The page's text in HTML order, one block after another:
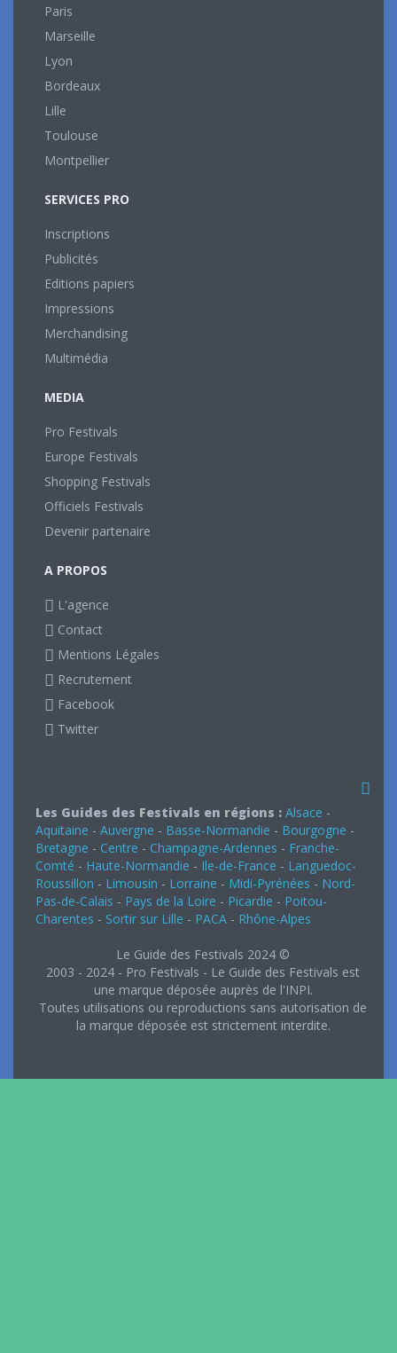
Paris
Marseille
Lyon
Bordeaux
Lille
Toulouse
Montpellier
SERVICES PRO
Inscriptions
Publicités
Editions papiers
Impressions
Merchandising
Multimédia
MEDIA
Pro Festivals
Europe Festivals
Shopping Festivals
Officiels Festivals
Devenir partenaire
A PROPOS
L'agence
Contact
Mentions Légales
Recrutement
Facebook
Twitter
Les Guides des Festivals en régions : Alsace -
Aquitaine - Auvergne - Basse-Normandie - Bourgogne -
Bretagne - Centre - Champagne-Ardennes - Franche-
Comté - Haute-Normandie - Ile-de-France - Languedoc-
Roussillon - Limousin - Lorraine - Midi-Pyrénées - Nord-
Pas-de-Calais - Pays de la Loire - Picardie - Poitou-
Charentes - Sortir sur Lille - PACA - Rhône-Alpes
Le Guide des Festivals 2024 ©
2003 - 2024 - Pro Festivals - Le Guide des Festivals est
une marque déposée auprès de l'INPI.
Toutes utilisations ou reproductions sans autorisation de
la marque déposée est strictement interdite.